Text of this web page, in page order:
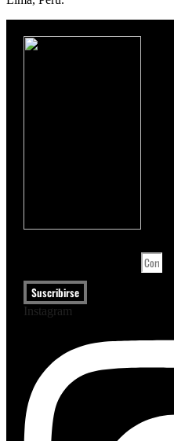
Suscribirse
Instagram